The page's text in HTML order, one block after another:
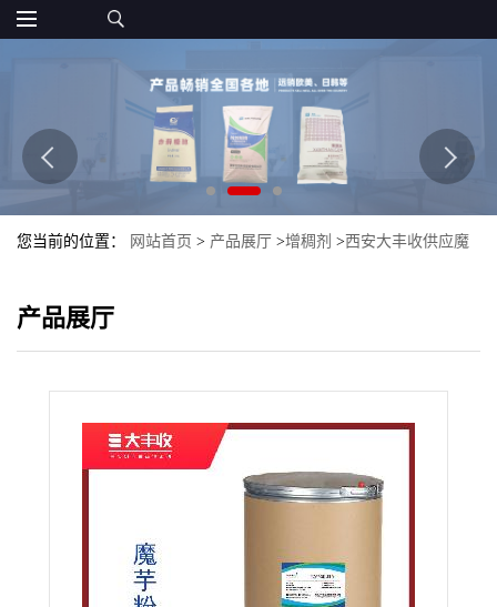
您当前的位置： 网站首页 > 产品展厅 >增稠剂 >西安大丰收供应魔
产品展厅